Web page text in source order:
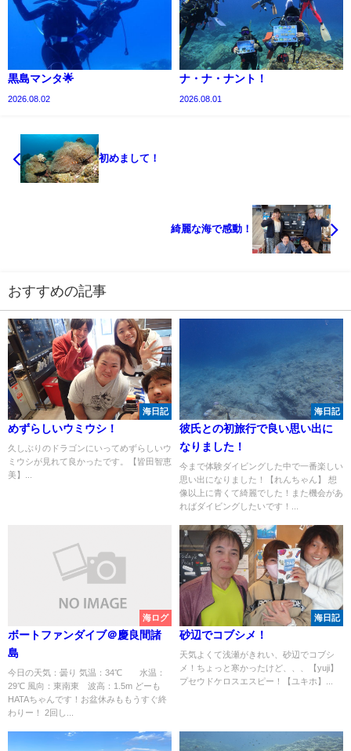
黒島マンタ🌟
2026.08.02
ナ・ナ・ナント！
2026.08.01
初めまして！
綺麗な海で感動！
おすすめの記事
海日記
めずらしいウミウシ！
久しぶりのドラゴンにいってめずらしいウ
ミウシが見れて良かったです。【皆田智恵
美】...
海日記
彼氏との初旅行で良い思い出に
なりました！
今まで体験ダイビングした中で一番楽しい
思い出になりました！【れんちゃん】 想
像以上に青くて綺麗でした！また機会があ
ればダイビングしたいです！...
海ログ
ボートファンダイブ＠慶良間諸
島
今日の天気：曇り 気温：34℃ 水温：
29℃ 風向：東南東 波高：1.5m どーも
HATAちゃんです！お盆休みももうすぐ終
わりー！ 2回し...
海日記
砂辺でコブシメ！
天気よくて浅瀬がきれい、砂辺でコブシ
メ！ちょっと寒かったけど、、、【yuji】
プセウドケロスエスピー！【ユキホ】...